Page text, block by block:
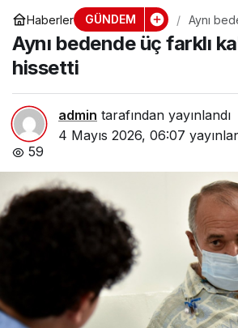
Haberler GÜNDEM
Aynı
kalbin
Aynı bedende üç farklı
hissetti
admin tarafından yayınlandı
4 Mayıs 2026, 06:07
59